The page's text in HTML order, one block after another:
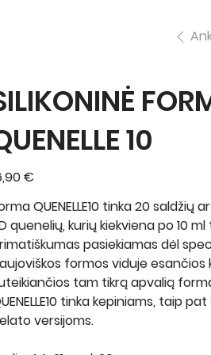
10
€
QUENELLE10 tinka 20 saldžių
quenelių, kurių kiekviena po 10
pasiekiamas dėl
formos viduje esančios
tam tikrą apvalią
tinka kepiniams, taip
versijoms.